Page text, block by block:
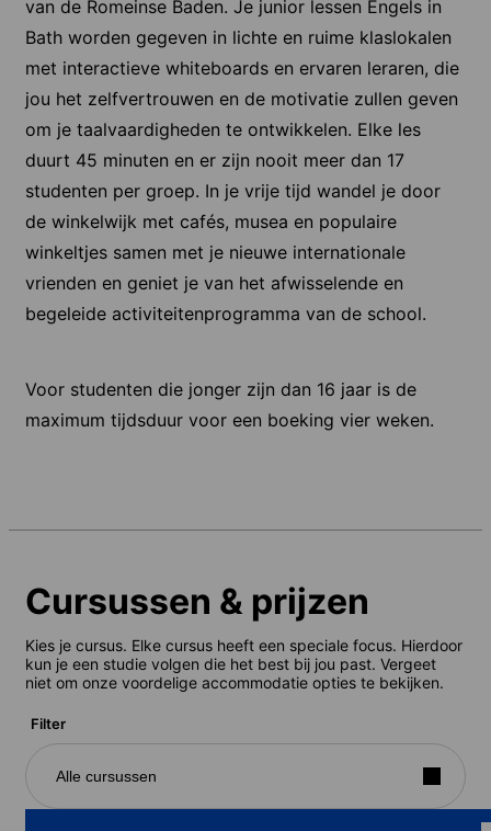
van de Romeinse Baden. Je junior lessen Engels in
Bath worden gegeven in lichte en ruime klaslokalen
met interactieve whiteboards en ervaren leraren, die
jou het zelfvertrouwen en de motivatie zullen geven
om je taalvaardigheden te ontwikkelen. Elke les
duurt 45 minuten en er zijn nooit meer dan 17
studenten per groep. In je vrije tijd wandel je door
de winkelwijk met cafés, musea en populaire
winkeltjes samen met je nieuwe internationale
vrienden en geniet je van het afwisselende en
begeleide activiteitenprogramma van de school.
Voor studenten die jonger zijn dan 16 jaar is de
maximum tijdsduur voor een boeking vier weken.
Cursussen & prijzen
Kies je cursus. Elke cursus heeft een speciale focus. Hierdoor
kun je een studie volgen die het best bij jou past. Vergeet
niet om onze voordelige accommodatie opties te bekijken.
Filter
Alle cursussen